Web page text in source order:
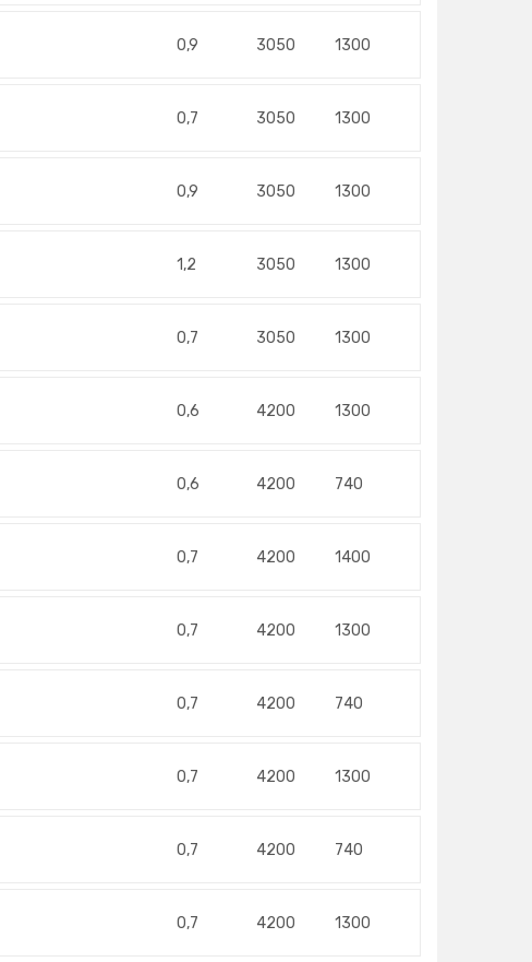
0,9 3050 1300
0,7 3050 1300
0,9 3050 1300
1,2 3050 1300
0,7 3050 1300
0,6 4200 1300
0,6 4200 740
0,7 4200 1400
0,7 4200 1300
0,7 4200 740
0,7 4200 1300
0,7 4200 740
0,7 4200 1300